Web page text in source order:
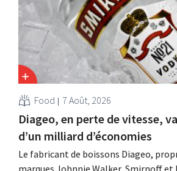
Food 7 Août, 2026
Diageo, en perte de vitesse,
d’un milliard d’économies
Le fabricant de boissons Diageo,
marques Johnnie Walker, Smirnoff et